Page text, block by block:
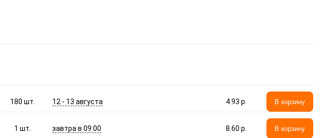
180шт. 12 - 13 августа 4.93 p. В корзину
1шт. завтра в 09:00 8.60 p. В корзину